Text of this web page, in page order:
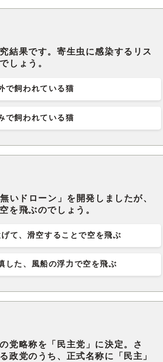
結果です。寄生虫に感染するリス
しょう。
で飼われている猫
で飼われている猫
いドローン」を開発しましたが、
を飛ぶのでしょう。
て、滑空することで空を飛ぶ
した、風船の浮力で空を飛ぶ
党略称を「民主党」に決定。さ
政党のうち、正式名称に「民主」